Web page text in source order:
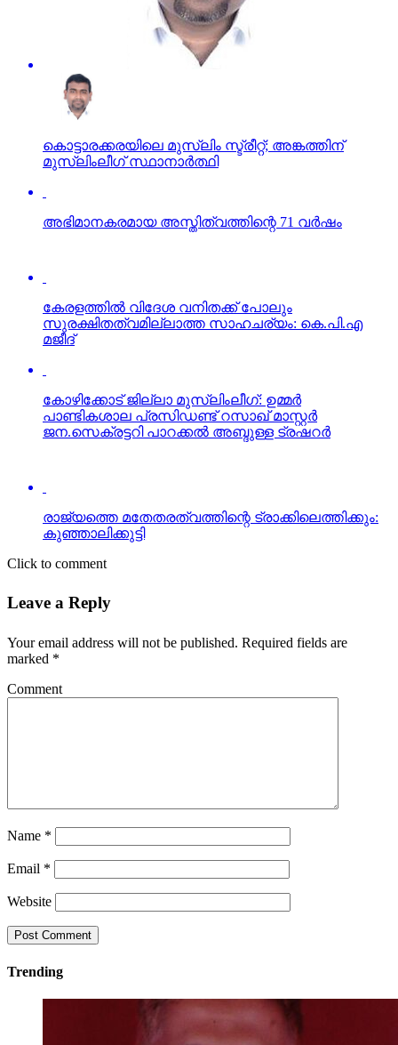
കൊട്ടാരക്കരയിലെ മുസ്‌ലിം സ്ട്രീറ്റ്; അങ്കത്തിന്
മുസ്‌ലിംലീഗ് സ്ഥാനാര്‍ത്ഥി
അഭിമാനകരമായ അസ്തിത്വത്തിന്റെ 71 വര്‍ഷം
കേരളത്തില്‍ വിദേശ വനിതക്ക് പോലും
സുരക്ഷിതത്വമില്ലാത്ത സാഹചര്യം: കെ.പി.എ
മജീദ്
കോഴിക്കോട് ജില്ലാ മുസ്‌ലിംലീഗ്: ഉമ്മര്‍
പാണ്ടികശാല പ്രസിഡണ്ട് റസാഖ് മാസ്റ്റര്‍
ജന.സെക്രട്ടറി പാറക്കല്‍ അബ്ദുള്ള ട്രഷറര്‍
രാജ്യത്തെ മതേതരത്വത്തിന്റെ ട്രാക്കിലെത്തിക്കും:
കുഞ്ഞാലിക്കുട്ടി
Click to comment
Leave a Reply
Your email address will not be published. Required fields are
marked *
Comment
Name *
Email *
Website
Trending